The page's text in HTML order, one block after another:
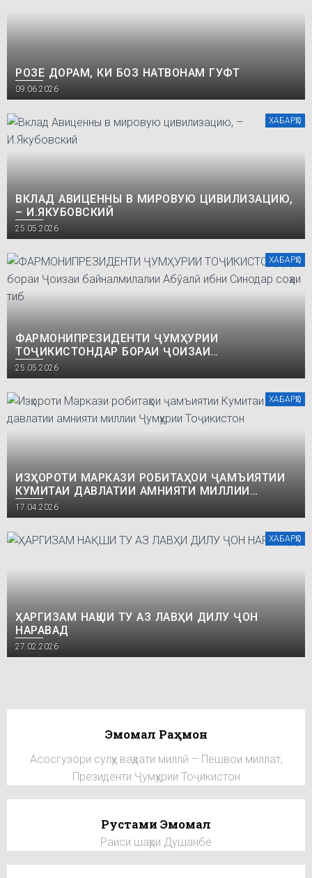
РОЗЕ ДОРАМ, КИ БОЗ НАТВОНАМ ГУФТ
09.06.2026
ХАБАРҲО
ВКЛАД АВИЦЕННЫ В МИРОВУЮ ЦИВИЛИЗАЦИЮ,
– И.ЯКУБОВСКИЙ
25.05.2026
ХАБАРҲО
ФАРМОНИПРЕЗИДЕНТИ ҶУМҲУРИИ
ТОҶИКИСТОНДАР БОРАИ ҶОИЗАИ
БАЙНАЛМИЛАЛИИ АБӮАЛӢ ИБНИ СИНОДАР
СОҲАИ ТИБ
25.05.2026
ХАБАРҲО
ИЗҲОРОТИ МАРКАЗИ РОБИТАҲОИ ҶАМЪИЯТИИ
КУМИТАИ ДАВЛАТИИ АМНИЯТИ МИЛЛИИ
ҶУМҲУРИИ ТОҶИКИСТОН
17.04.2026
ХАБАРҲО
ҲАРГИЗАМ НАҚШИ ТУ АЗ ЛАВҲИ ДИЛУ ҶОН
НАРАВАД
27.02.2026
Эмомалӣ Раҳмон
Асосгузори сулҳу ваҳдати миллӣ – Пешвои миллат,
Президенти Ҷумҳурии Тоҷикистон
Рустами Эмомалӣ
Раиси шаҳри Душанбе